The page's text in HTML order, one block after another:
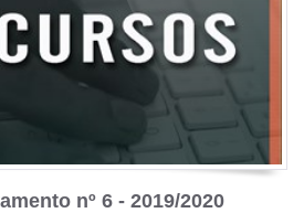
nº 6 - 2019/2020